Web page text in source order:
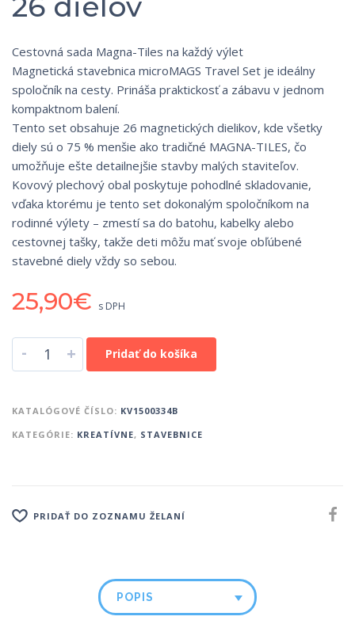
Cestovná sada Magna-Tiles na každý výlet
Magnetická stavebnica microMAGS Travel Set je ideálny
spoločník na cesty. Prináša praktickosť a zábavu v jednom
kompaktnom balení.
Tento set obsahuje 26 magnetických dielikov, kde všetky
diely sú o 75 % menšie ako tradičné MAGNA-TILES, čo
umožňuje ešte detailnejšie stavby malých staviteľov.
Kovový plechový obal poskytuje pohodlné skladovanie,
vďaka ktorému je tento set dokonalým spoločníkom na
rodinné výlety – zmestí sa do batohu, kabelky alebo
cestovnej tašky, takže deti môžu mať svoje obľúbené
stavebné diely vždy so sebou.
25,90€ s DPH
- + Pridať do košíka
KATALÓGOVÉ ČÍSLO: KV1500334B
KATEGÓRIE: KREATÍVNE, STAVEBNICE
PRIDAŤ DO ZOZNAMU ŽELANÍ
POPIS